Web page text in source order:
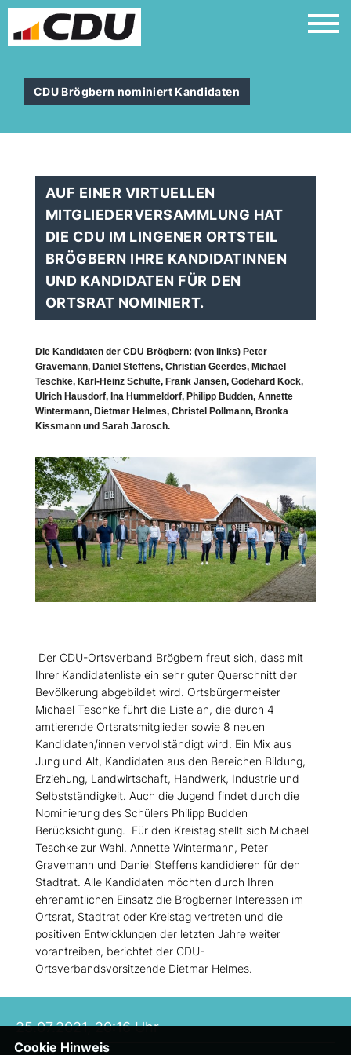
CDU Brögbern nominiert Kandidaten
AUF EINER VIRTUELLEN
MITGLIEDERVERSAMMLUNG HAT
DIE CDU IM LINGENER ORTSTEIL
BRÖGBERN IHRE KANDIDATINNEN
UND KANDIDATEN FÜR DEN
ORTSRAT NOMINIERT.
Die Kandidaten der CDU Brögbern: (von links) Peter
Gravemann, Daniel Steffens, Christian Geerdes, Michael
Teschke, Karl-Heinz Schulte, Frank Jansen, Godehard Kock,
Ulrich Hausdorf, Ina Hummeldorf, Philipp Budden, Annette
Wintermann, Dietmar Helmes, Christel Pollmann, Bronka
Kissmann und Sarah Jarosch.
Der CDU-Ortsverband Brögbern freut sich, dass mit
Ihrer Kandidatenliste ein sehr guter Querschnitt der
Bevölkerung abgebildet wird. Ortsbürgermeister
Michael Teschke führt die Liste an, die durch 4
amtierende Ortsratsmitglieder sowie 8 neuen
Kandidaten/innen vervollständigt wird. Ein Mix aus
Jung und Alt, Kandidaten aus den Bereichen Bildung,
Erziehung, Landwirtschaft, Handwerk, Industrie und
Selbstständigkeit. Auch die Jugend findet durch die
Nominierung des Schülers Philipp Budden
Berücksichtigung. Für den Kreistag stellt sich Michael
Teschke zur Wahl. Annette Wintermann, Peter
Gravemann und Daniel Steffens kandidieren für den
Stadtrat. Alle Kandidaten möchten durch Ihren
ehrenamtlichen Einsatz die Brögberner Interessen im
Ortsrat, Stadtrat oder Kreistag vertreten und die
positiven Entwicklungen der letzten Jahre weiter
vorantreiben, berichtet der CDU-
Ortsverbandsvorsitzende Dietmar Helmes.
25.07.2021, 20:16 Uhr
Cookie Hinweis